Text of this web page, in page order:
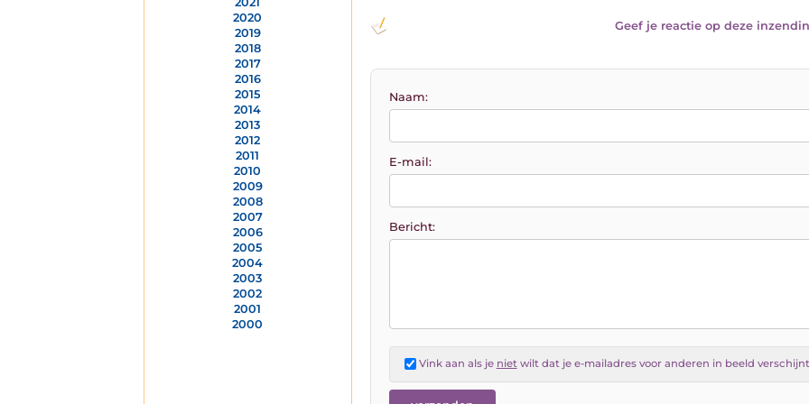
2020
2019
2018
2017
2016
2015
2014
2013
2012
2011
2010
2009
2008
2007
2006
2005
2004
2003
2002
2001
2000
Geef je reactie op deze
Naam:
E-mail:
Bericht:
Vink aan als je niet wilt dat je e-mailadres voor anderen in beeld verschijnt